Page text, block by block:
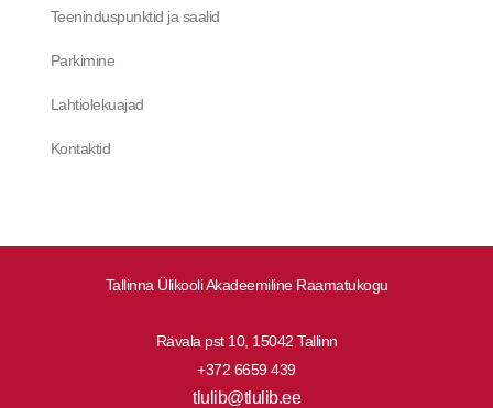
Tallinna Ülikooli Akadeemiline Raamatukogu
Rävala pst 10, 15042 Tallinn
+372 6659 439
tlulib@tlulib.ee
Teeninduspunktid ja saalid
Parkimine
Lahtiolekuajad
Kontaktid